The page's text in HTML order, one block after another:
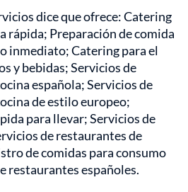
dice que ofrece: Catering
rápida; Preparación de comida
inmediato; Catering para el
y bebidas; Servicios de
española; Servicios de
de estilo europeo;
para llevar; Servicios de
de restaurantes de
de comidas para consumo
restaurantes españoles.